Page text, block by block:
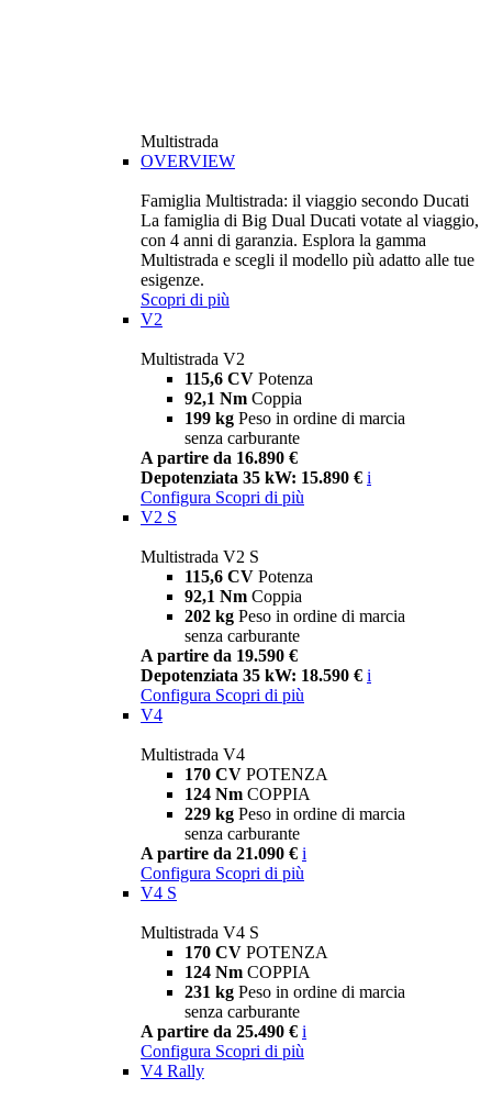
Multistrada
OVERVIEW
Famiglia Multistrada: il viaggio secondo Ducati
La famiglia di Big Dual Ducati votate al viaggio,
con 4 anni di garanzia. Esplora la gamma
Multistrada e scegli il modello più adatto alle tue
esigenze.
Scopri di più
V2
Multistrada V2
115,6 CV Potenza
92,1 Nm Coppia
199 kg Peso in ordine di marcia
senza carburante
A partire da 16.890 €
Depotenziata 35 kW: 15.890 € i
Configura Scopri di più
V2 S
Multistrada V2 S
115,6 CV Potenza
92,1 Nm Coppia
202 kg Peso in ordine di marcia
senza carburante
A partire da 19.590 €
Depotenziata 35 kW: 18.590 € i
Configura Scopri di più
V4
Multistrada V4
170 CV POTENZA
124 Nm COPPIA
229 kg Peso in ordine di marcia
senza carburante
A partire da 21.090 € i
Configura Scopri di più
V4 S
Multistrada V4 S
170 CV POTENZA
124 Nm COPPIA
231 kg Peso in ordine di marcia
senza carburante
A partire da 25.490 € i
Configura Scopri di più
V4 Rally